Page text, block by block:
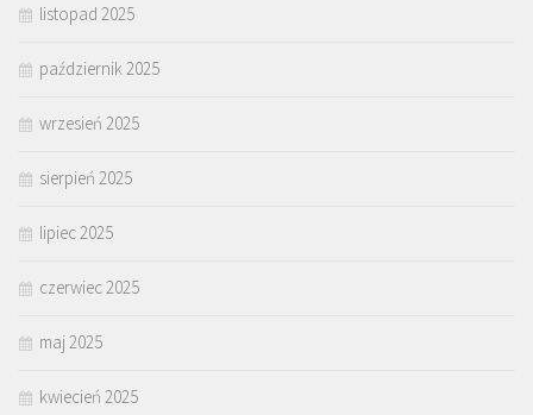
listopad 2025
październik 2025
wrzesień 2025
sierpień 2025
lipiec 2025
czerwiec 2025
maj 2025
kwiecień 2025